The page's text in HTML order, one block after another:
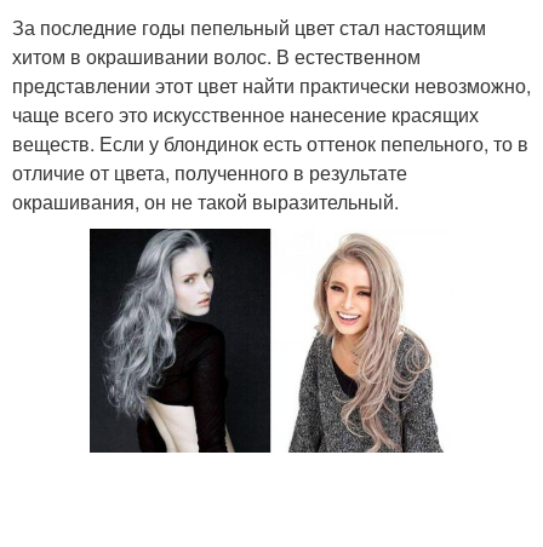
За последние годы пепельный цвет стал настоящим
хитом в окрашивании волос. В естественном
представлении этот цвет найти практически невозможно,
чаще всего это искусственное нанесение красящих
веществ. Если у блондинок есть оттенок пепельного, то в
отличие от цвета, полученного в результате
окрашивания, он не такой выразительный.